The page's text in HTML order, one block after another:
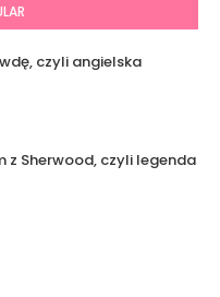
czyli angielska
z Sherwood, czyli legenda